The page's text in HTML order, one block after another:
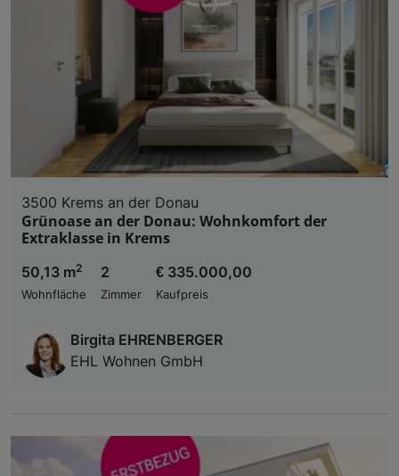
3500 Krems an der Donau
Grünoase an der Donau: Wohnkomfort der
Extraklasse in Krems
50,13 m2
Wohnfläche
2
Zimmer
€ 335.000,00
Kaufpreis
Birgita EHRENBERGER
EHL Wohnen GmbH